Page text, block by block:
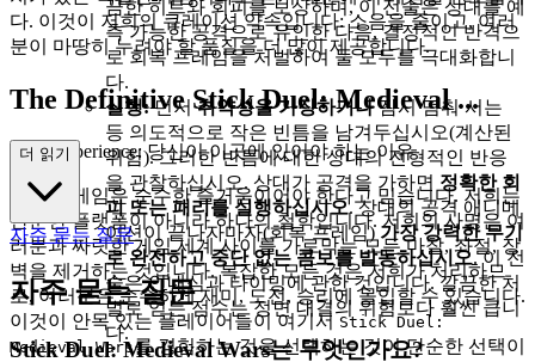
끔한 히트와 회피를 보상하며, 이 전술은 상대를 예
측 가능한 공격으로 유인한 다음, 결정적인 반격으
로 회복 프레임을 처벌하여 둘 모두를 극대화합니
다.
실행:먼저취약성을 가장하거나잠시 멈춰 서는
등 의도적으로 작은 빈틈을 남겨두십시오(계산된
위험). 그러한 빈틈에 대한 상대의 전형적인 반응
을 관찰하십시오. 상대가 공격을 가하면 정확한 회
피 또는 패리를 실행하십시오. 상대의 공격 애니메
이션이 끝나자마자(회복 프레임) 가장 강력한 무기
로 완전하고 중단 없는 콤보를 발동하십시오. 이 전
술은 인내심과 타이밍에 관한 것입니다. 깔끔한 처
벌로 얻는 점수는 정면 대결의 위험보다 훨씬 큽니
다.
다. 이것이 저희의 큐레이션 약속입니다: 소음을 줄이고, 여러
분이 마땅히 누려야 할 품질을 더 많이 제공합니다.
The Definitive Stick Duel: Medieval ...
Wars Experience: 당신이 이곳에 있어야 하는 이유
저희는 게임은 순수한 즐거움이어야 한다고 믿습니다. 저희는
단순한 플랫폼이 아니라 하나의 철학입니다. 저희의 사명은 여
러분과 짜릿한 게임 세계 사이를 가로막는 모든 마찰, 좌절, 장
벽을 제거하는 것입니다. 복잡한 모든 것은 저희가 처리하므
로, 여러분은 순수하게 재미, 도전, 승리에 몰입할 수 있습니다.
이것이 안목 있는 플레이어들이 여기서Stick Duel:
Medieval Wars를 경험하는 것을 선택하는 것이 단순한 선택이
더 읽기
자주 묻는 질문
자주 묻는 질문
Stick Duel: Medieval Wars는 무엇인가요?